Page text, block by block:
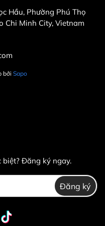
điểm xuất hóa đơn.
không bị dơ bẩn, còn
bì sản phẩm đi kèm
phải có
Hầu, Phường Phú Thọ
Chi Minh City, Vietnam
bởi Sapo
Đăng ký ngay.
Đăng ký